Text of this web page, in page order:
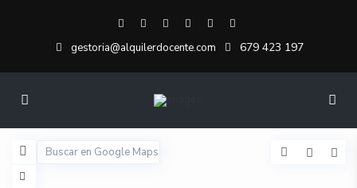
gestoria@alquilerdocente.com 679 423 197